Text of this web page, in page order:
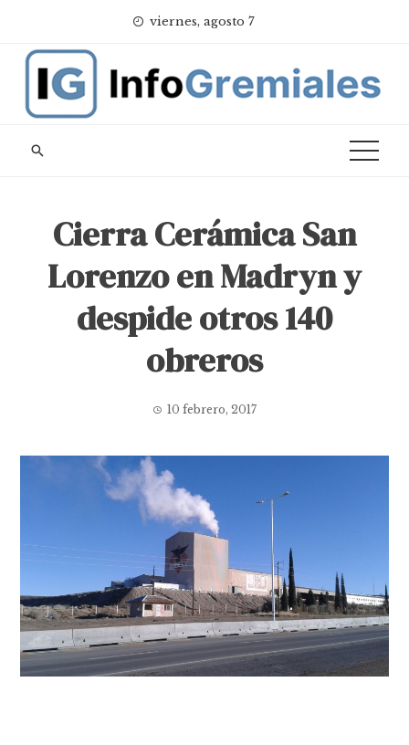
content
viernes, agosto 7
Cierra Cerámica San
Lorenzo en Madryn y
despide otros 140
obreros
10 febrero, 2017